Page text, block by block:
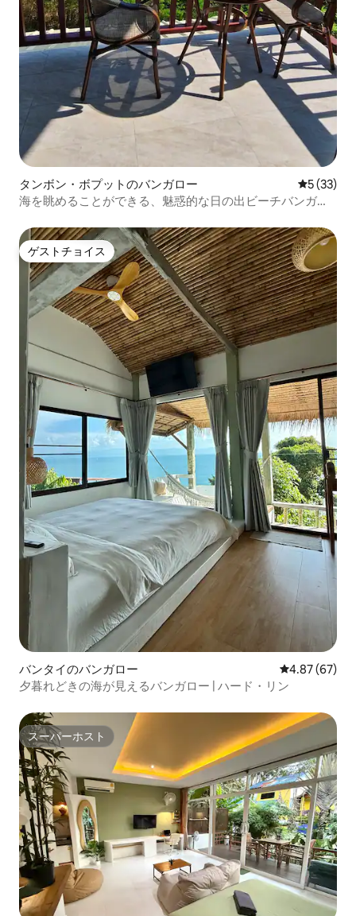
タンボン・ボプットのバンガロー レビュー
5 (33)
海を眺めることができる、魅惑的な日の出ビーチバンガロ
ゲストチョイス
ゲストチョイス
バンタイのバンガロー レビュー67
4.87 (67)
夕暮れどきの海が見えるバンガロー | ハード・リン
スーパーホスト
スーパーホスト